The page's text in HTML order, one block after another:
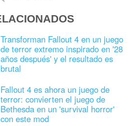
Transforman Fallout 4 en un juego
de terror extremo inspirado en '28
años después' y el resultado es
brutal
Fallout 4 es ahora un juego de
terror: convierten el juego de
Bethesda en un 'survival horror'
con este mod